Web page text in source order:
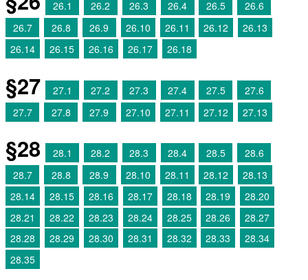
26.1 26.2 26.3 26.4 26.5
26.6
26.7
26.8 26.9 26.10 26.11 26.12
26.13
26.14
26.15 26.16 26.17 26.18
§27 27.1 27.2 27.3 27.4 27.5
27.6
27.7
27.8 27.9 27.10 27.11 27.12 27.13
§28 28.1 28.2 28.3 28.4 28.5
28.6
28.7
28.8 28.9 28.10 28.11 28.12
28.13
28.14
28.15 28.16 28.17 28.18 28.19
28.20
28.21
28.22 28.23 28.24 28.25 28.26
28.27
28.28
28.29 28.30 28.31 28.32 28.33
28.34
28.35